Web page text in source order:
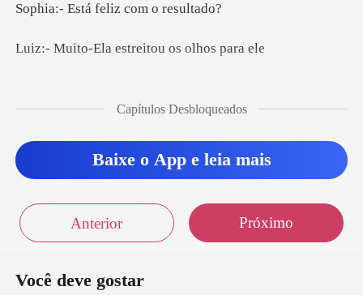
Sair á feliz com
la estreitou o
Capítulos Desbloqueados
Baixe o App e leia mais
Anterior Próximo
Você deve gostar